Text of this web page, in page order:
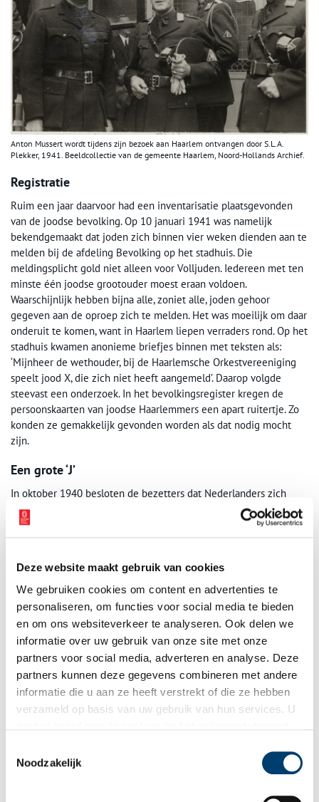
Deze website maakt gebruik van cookies
We gebruiken cookies om content en advertenties te
personaliseren, om functies voor social media te bieden
en om ons websiteverkeer te analyseren. Ook delen we
informatie over uw gebruik van onze site met onze
partners voor social media, adverteren en analyse. Deze
partners kunnen deze gegevens combineren met andere
informatie die u aan ze heeft verstrekt of die ze hebben
verzameld op basis van uw gebruik van hun services. U
Noodzakelijk
Anton Mussert wordt tijdens zijn bezoek aan Haarlem ontvangen door S.L.A.
Plekker, 1941. Beeldcollectie van de gemeente Haarlem, Noord-Hollands Archief.
Registratie
Ruim een jaar daarvoor had een inventarisatie plaatsgevonden
van de joodse bevolking. Op 10 januari 1941 was namelijk
bekendgemaakt dat joden zich binnen vier weken dienden aan te
melden bij de afdeling Bevolking op het stadhuis. Die
meldingsplicht gold niet alleen voor Volljuden. Iedereen met ten
minste één joodse grootouder moest eraan voldoen.
Waarschijnlijk hebben bijna alle, zoniet alle, joden gehoor
gegeven aan de oproep zich te melden. Het was moeilijk om daar
onderuit te komen, want in Haarlem liepen verraders rond. Op het
stadhuis kwamen anonieme briefjes binnen met teksten als:
‘Mijnheer de wethouder, bij de Haarlemsche Orkestvereeniging
speelt jood X, die zich niet heeft aangemeld’. Daarop volgde
steevast een onderzoek. In het bevolkingsregister kregen de
persoonskaarten van joodse Haarlemmers een apart ruitertje. Zo
konden ze gemakkelijk gevonden worden als dat nodig mocht
zijn.
Een grote ‘J’
In oktober 1940 besloten de bezetters dat Nederlanders zich
altijd moesten kunnen identificeren. Iedereen diende een
persoonsbewijs, het beruchte ‘Ausweis’, bij zich te hebben. Het
duurde tot mei 1942 voordat iedereen zo’n persoonsbewijs had.
identiteitsbewijzen betrokken waren, moesten bijvoorbeeld eerst
nog leren om vingerafdrukken te maken. Joden kregen een
Ausweis waarop, zeer zichtbaar, een grote gele hoofdletter ‘J’